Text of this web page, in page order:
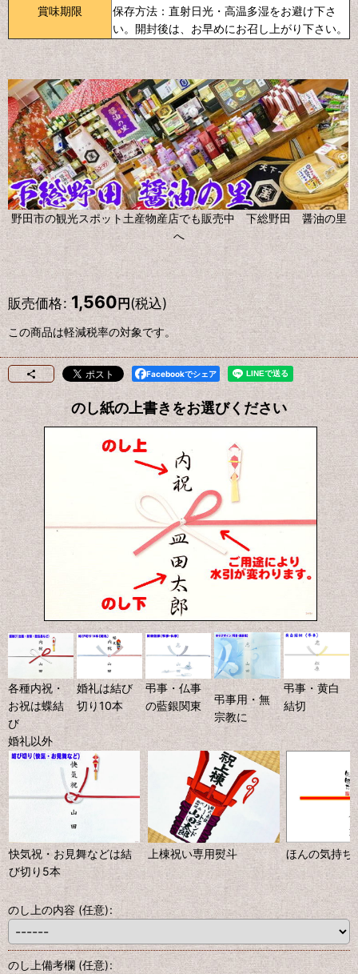
賞味期限
保存方法：直射日光・高温多湿をお避け下さ
い。開封後は、お早めにお召し上がり下さい。
野田市の観光スポット土産物産店でも販売中 下総野田 醤油の里
へ
販売価格: 1,560円 (税込)
この商品は軽減税率の対象です。
Facebookでシェア
のし紙の上書きをお選びください
各種内祝・
お祝は蝶結
び
婚礼以外
婚礼は結び
切り10本
弔事・仏事
の藍銀関東
弔事用・無
宗教に
弔事・黄白
結切
快気祝・お見舞などは結
び切り5本
上棟祝い専用熨斗 ほんの気持ち
のし上の内容 (任意):
のし上備考欄 (任意):